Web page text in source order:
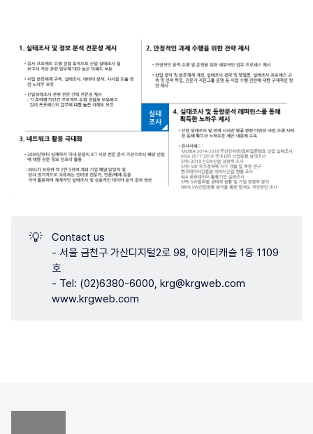
💡
Contact us
- 서울 금천구 가산디지털2로 98, 아이티캐슬 1동 1109
호
- Tel: (02)6380-6000, krg@krgweb.com
www.krgweb.com